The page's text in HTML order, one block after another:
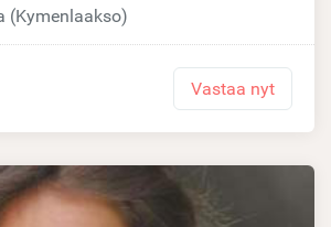
(Kymenlaakso)
Vastaa nyt